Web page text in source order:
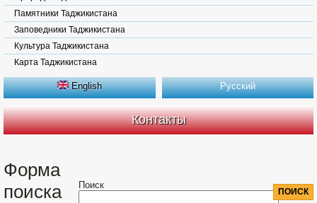
Памятники Таджикистана
Заповедники Таджикистана
Культура Таджикистана
Карта Таджикистана
English Русский
Контакты
Форма
поиска
Поиск